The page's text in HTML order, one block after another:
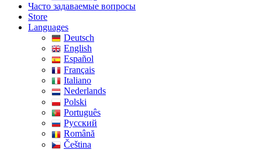
Часто задаваемые вопросы
Store
Languages
Deutsch
English
Español
Français
Italiano
Nederlands
Polski
Português
Pусский
Română
Čeština